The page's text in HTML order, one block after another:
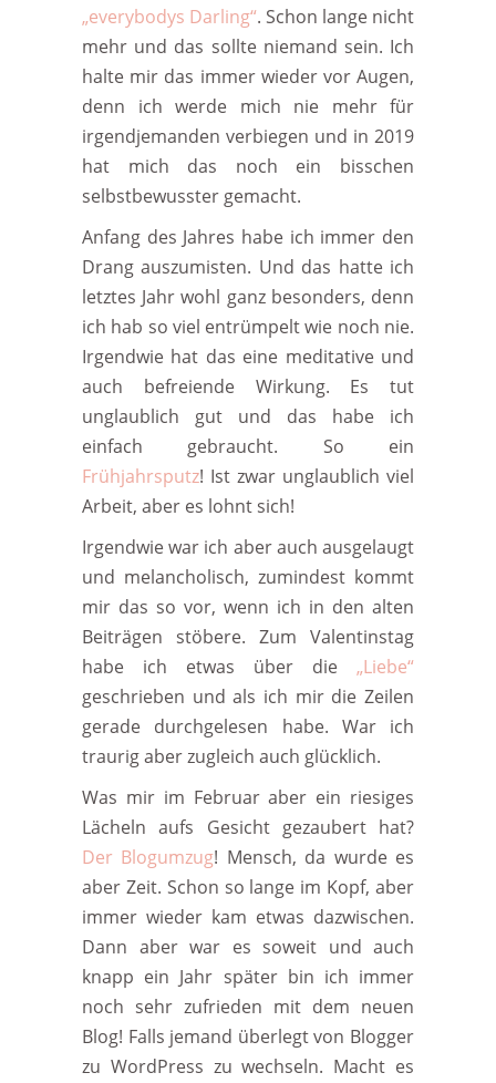
„everybodys Darling“. Schon lange nicht
mehr und das sollte niemand sein. Ich
halte mir das immer wieder vor Augen,
denn ich werde mich nie mehr für
irgendjemanden verbiegen und in 2019
hat mich das noch ein bisschen
selbstbewusster gemacht.
Anfang des Jahres habe ich immer den
Drang auszumisten. Und das hatte ich
letztes Jahr wohl ganz besonders, denn
ich hab so viel entrümpelt wie noch nie.
Irgendwie hat das eine meditative und
auch befreiende Wirkung. Es tut
unglaublich gut und das habe ich
einfach gebraucht. So ein
Frühjahrsputz! Ist zwar unglaublich viel
Arbeit, aber es lohnt sich!
Irgendwie war ich aber auch ausgelaugt
und melancholisch, zumindest kommt
mir das so vor, wenn ich in den alten
Beiträgen stöbere. Zum Valentinstag
habe ich etwas über die „Liebe“
geschrieben und als ich mir die Zeilen
gerade durchgelesen habe. War ich
traurig aber zugleich auch glücklich.
Was mir im Februar aber ein riesiges
Lächeln aufs Gesicht gezaubert hat?
Der Blogumzug! Mensch, da wurde es
aber Zeit. Schon so lange im Kopf, aber
immer wieder kam etwas dazwischen.
Dann aber war es soweit und auch
knapp ein Jahr später bin ich immer
noch sehr zufrieden mit dem neuen
Blog! Falls jemand überlegt von Blogger
zu WordPress zu wechseln. Macht es